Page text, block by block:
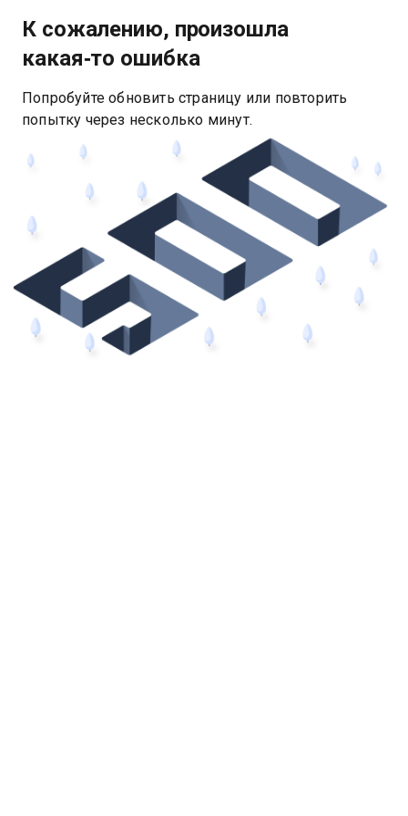
К сожалению, произошла
какая‑то ошибка
Попробуйте обновить страницу или повторить
попытку через несколько минут.